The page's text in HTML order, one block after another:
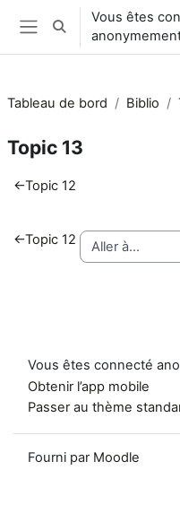
Passer au contenu principal
Panneau latéral
Activer/désactiver la
Vous êtes
Tableau de bord Biblio
Topic 13
Résumé de section
←Topic 12
←Topic 12
Vous êtes connecté
Obtenir l’app mobile
Passer au thème
Fourni par Moodle